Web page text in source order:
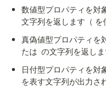
数値型プロパティを対
文字列を返します（ を
真偽値型プロパティを
たは の文字列を返し
日付型プロパティを対
を表す文字列が出力さ